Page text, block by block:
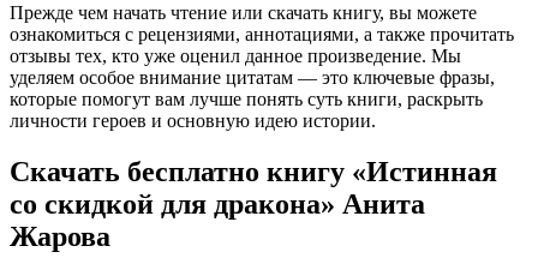
Прежде чем начать чтение или скачать книгу, вы можете
ознакомиться с рецензиями, аннотациями, а также прочитать
отзывы тех, кто уже оценил данное произведение. Мы
уделяем особое внимание цитатам — это ключевые фразы,
которые помогут вам лучше понять суть книги, раскрыть
личности героев и основную идею истории.
Скачать бесплатно книгу «Истинная
со скидкой для дракона» Анита
Жарова